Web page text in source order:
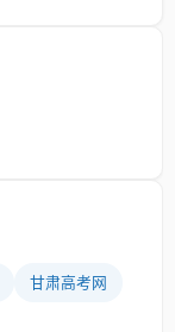
甘肃高考网